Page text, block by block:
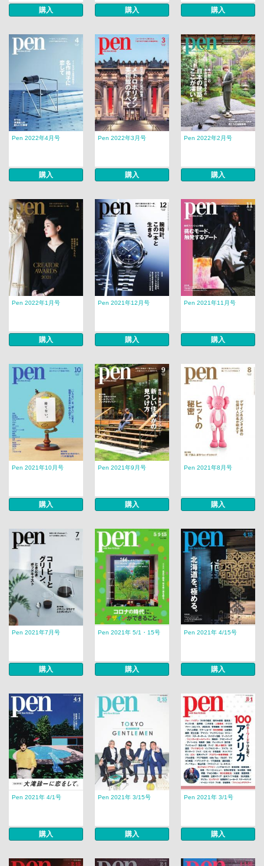
購入 購入 購入
Pen 2022年4月号
購入
Pen 2022年3月号
購入
Pen 2022年2月号
購入
Pen 2022年1月号
購入
Pen 2021年12月号
購入
Pen 2021年11月号
購入
Pen 2021年10月号
購入
Pen 2021年9月号
購入
Pen 2021年8月号
購入
Pen 2021年7月号
購入
Pen 2021年 5/1・15号
購入
Pen 2021年 4/15号
購入
Pen 2021年 4/1号
購入
Pen 2021年 3/15号
購入
Pen 2021年 3/1号
購入